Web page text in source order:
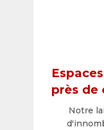
près de
Notre